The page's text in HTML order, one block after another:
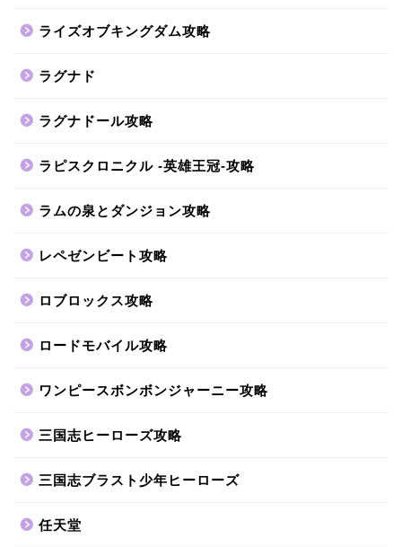
ライズオブキングダム攻略
ラグナド
ラグナドール攻略
ラピスクロニクル -英雄王冠-攻略
ラムの泉とダンジョン攻略
レペゼンビート攻略
ロブロックス攻略
ロードモバイル攻略
ワンピースボンボンジャーニー攻略
三国志ヒーローズ攻略
三国志ブラスト少年ヒーローズ
任天堂